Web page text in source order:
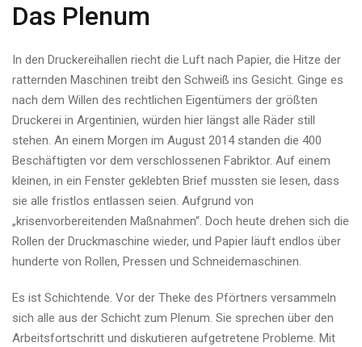
Das Plenum
In den Druckereihallen riecht die Luft nach Papier, die Hitze der
ratternden Maschinen treibt den Schweiß ins Gesicht. Ginge es
nach dem Willen des rechtlichen Eigentümers der größten
Druckerei in Argentinien, würden hier längst alle Räder still
stehen. An einem Morgen im August 2014 standen die 400
Beschäftigten vor dem verschlossenen Fabriktor. Auf einem
kleinen, in ein Fenster geklebten Brief mussten sie lesen, dass
sie alle fristlos entlassen seien. Aufgrund von
„krisenvorbereitenden Maßnahmen“. Doch heute drehen sich die
Rollen der Druckmaschine wieder, und Papier läuft endlos über
hunderte von Rollen, Pressen und Schneidemaschinen.
Es ist Schichtende. Vor der Theke des Pförtners versammeln
sich alle aus der Schicht zum Plenum. Sie sprechen über den
Arbeitsfortschritt und diskutieren aufgetretene Probleme. Mit